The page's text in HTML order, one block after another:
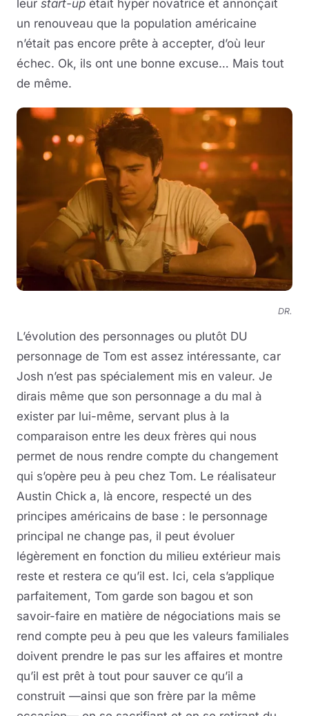
leur start-up était hyper novatrice et annonçait
un renouveau que la population américaine
n’était pas encore prête à accepter, d’où leur
échec. Ok, ils ont une bonne excuse… Mais tout
de même.
DR.
L’évolution des personnages ou plutôt DU
personnage de Tom est assez intéressante, car
Josh n’est pas spécialement mis en valeur. Je
dirais même que son personnage a du mal à
exister par lui-même, servant plus à la
comparaison entre les deux frères qui nous
permet de nous rendre compte du changement
qui s’opère peu à peu chez Tom. Le réalisateur
Austin Chick a, là encore, respecté un des
principes américains de base : le personnage
principal ne change pas, il peut évoluer
légèrement en fonction du milieu extérieur mais
reste et restera ce qu’il est. Ici, cela s’applique
parfaitement, Tom garde son bagou et son
savoir-faire en matière de négociations mais se
rend compte peu à peu que les valeurs familiales
doivent prendre le pas sur les affaires et montre
qu’il est prêt à tout pour sauver ce qu’il a
construit —ainsi que son frère par la même